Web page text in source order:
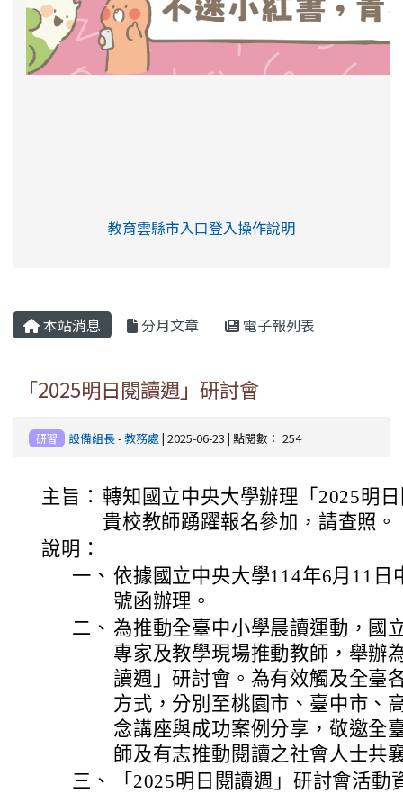
link to https://eliteracy.edu.tw/Shorts/
教育雲縣市入口登入操作說明
本站消息 分月文章 電子報列表
「2025明日閱讀週」研討會
研習 設備組長-教務處 | 2025-06-23 | 點閱數： 254
主旨： 轉知國立中央大學辦理「2025明
貴校教師踴躍報名參加，請查照。
說明：
一、 依據國立中央大學114年6月11日
號函辦理。
二、 為推動全臺中小學晨讀運動，國
專家及教學現場推動教師，舉辦
讀週」研討會。為有效觸及全臺
方式，分別至桃園市、臺中市、
念講座與成功案例分享，敬邀全
師及有志推動閱讀之社會人士共
三、
「2025明日閱讀週」研討會活